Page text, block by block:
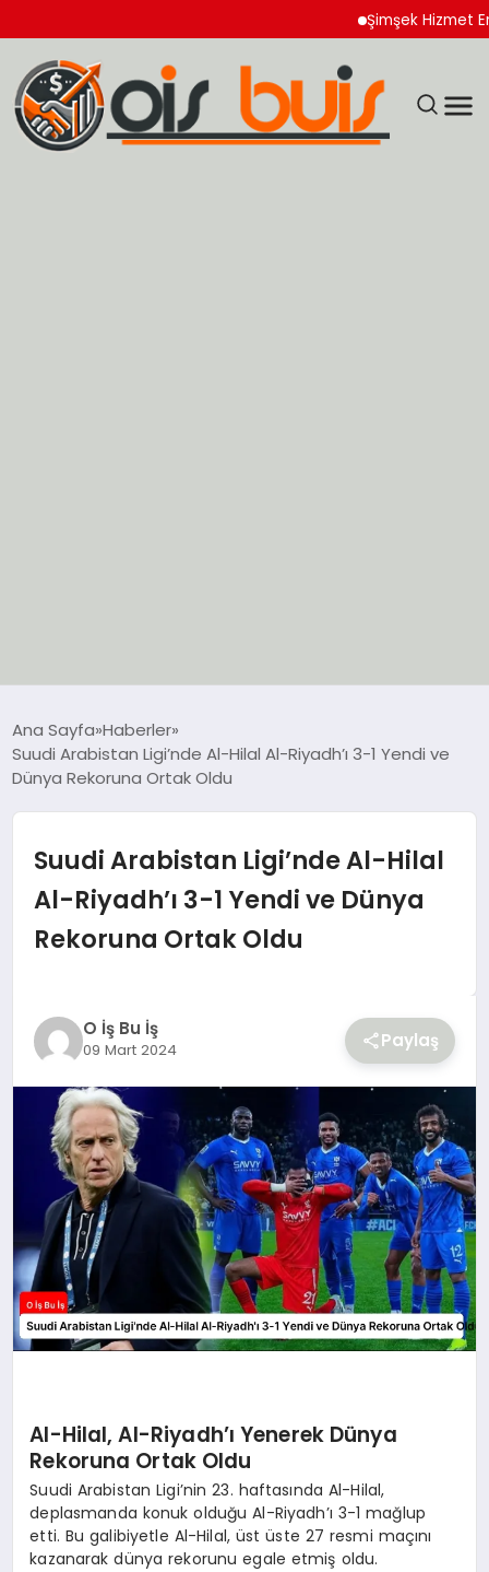
Şimşek Hizmet
EKONOMİ
SPOR
Ana Sayfa Haberler
Suudi Arabistan Ligi’nde Al-Hilal Al-Riyadh’ı 3-1 Yendi ve
Dünya Rekoruna Ortak Oldu
Suudi Arabistan Ligi’nde Al-Hilal
Al-Riyadh’ı 3-1 Yendi ve Dünya
Rekoruna Ortak Oldu
O İş Bu İş
09 Mart 2024 Paylaş
Al-Hilal, Al-Riyadh’ı Yenerek Dünya
Rekoruna Ortak Oldu
Suudi Arabistan Ligi’nin 23. haftasında Al-Hilal,
deplasmanda konuk olduğu Al-Riyadh’ı 3-1 mağlup
etti. Bu galibiyetle Al-Hilal, üst üste 27 resmi maçını
kazanarak dünya rekorunu egale etmiş oldu.